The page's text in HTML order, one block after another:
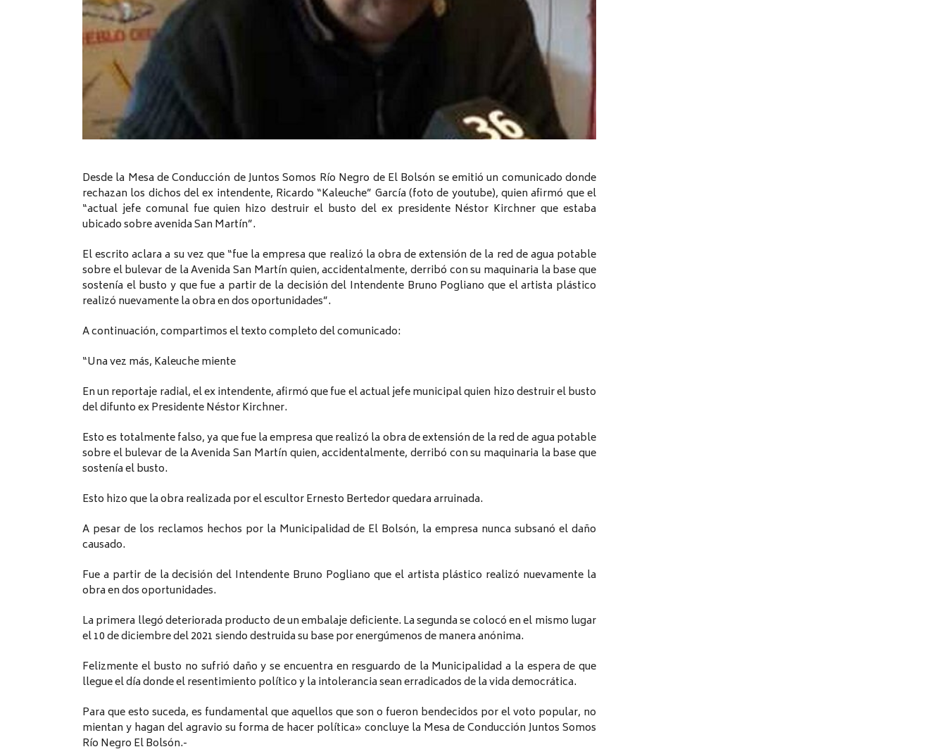
Desde la Mesa de Conducción de Juntos Somos Río Negro de El Bolsón se emitió un comunicado donde
rechazan los dichos del ex intendente, Ricardo “Kaleuche” García (foto de youtube), quien afirmó que el
“actual jefe comunal fue quien hizo destruir el busto del ex presidente Néstor Kirchner que estaba
ubicado sobre avenida San Martín”.
El escrito aclara a su vez que “fue la empresa que realizó la obra de extensión de la red de agua potable
sobre el bulevar de la Avenida San Martín quien, accidentalmente, derribó con su maquinaria la base que
sostenía el busto y que fue a partir de la decisión del Intendente Bruno Pogliano que el artista plástico
realizó nuevamente la obra en dos oportunidades”.
A continuación, compartimos el texto completo del comunicado:
“Una vez más, Kaleuche miente
En un reportaje radial, el ex intendente, afirmó que fue el actual jefe municipal quien hizo destruir el busto
del difunto ex Presidente Néstor Kirchner.
Esto es totalmente falso, ya que fue la empresa que realizó la obra de extensión de la red de agua potable
sobre el bulevar de la Avenida San Martín quien, accidentalmente, derribó con su maquinaria la base que
sostenía el busto.
Esto hizo que la obra realizada por el escultor Ernesto Bertedor quedara arruinada.
A pesar de los reclamos hechos por la Municipalidad de El Bolsón, la empresa nunca subsanó el daño
causado.
Fue a partir de la decisión del Intendente Bruno Pogliano que el artista plástico realizó nuevamente la
obra en dos oportunidades.
La primera llegó deteriorada producto de un embalaje deficiente. La segunda se colocó en el mismo lugar
el 10 de diciembre del 2021 siendo destruida su base por energúmenos de manera anónima.
Felizmente el busto no sufrió daño y se encuentra en resguardo de la Municipalidad a la espera de que
llegue el día donde el resentimiento político y la intolerancia sean erradicados de la vida democrática.
Para que esto suceda, es fundamental que aquellos que son o fueron bendecidos por el voto popular, no
mientan y hagan del agravio su forma de hacer política» concluye la Mesa de Conducción Juntos Somos
Río Negro El Bolsón.-